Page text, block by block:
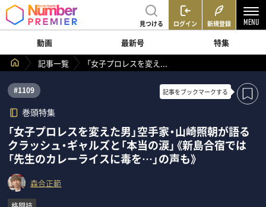
見つける ログイン 新規登録
動画 最新号
特集
記事一覧
「女子プロレスを変え...
#1109
巻頭特集
記事をブックマークする
「女子プロレスを変えた男」空手家・山崎照朝が語る
クラッシュ・ギャルズと「本当の涙」《新島合宿では
「先生のカレーライスに毒を…」の声も》
森合正範